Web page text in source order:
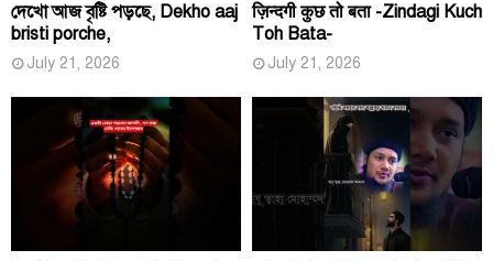
দেখো আজ বৃষ্টি পড়ছে, Dekho aaj
bristi porche,
July 21, 2026
ज़िन्दगी कुछ तो बता -Zindagi Kuch
Toh Bata-
July 21, 2026